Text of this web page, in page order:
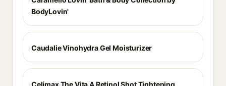
BodyLovin'
Caudalie Vinohydra Gel Moisturizer
Celimax The Vita A Retinol Shot Tightening